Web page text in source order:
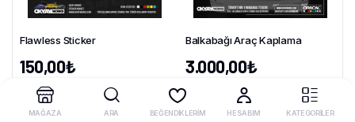
Flawless Sticker
150,00₺
Seçenekler
Balkabağı Araç Kaplama
3.000,00₺
Sepete Ekle
MAĞAZA ARA BEĞENDİKLERİM HESABIM KATEGORİLER